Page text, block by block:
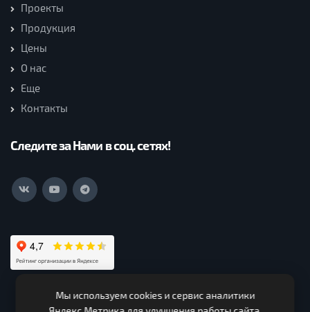
Проекты
Продукция
Цены
О нас
Еще
Контакты
Следите за Нами в соц. сетях!
ООО Нагорская Лесная Компания (c) 2026. Все права
Мы используем cookies и сервис аналитики